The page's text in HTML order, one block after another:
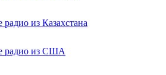
радио из Казахстана
радио из США